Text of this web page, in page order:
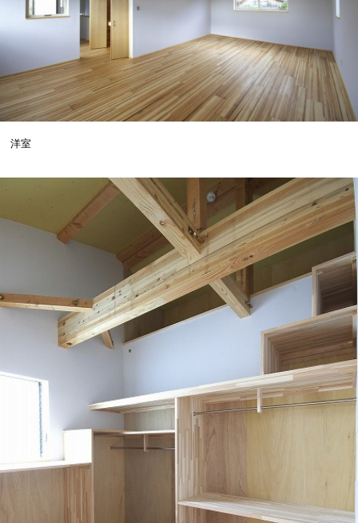
洋室